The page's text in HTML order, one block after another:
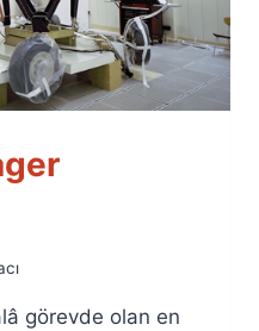
görevde olan en